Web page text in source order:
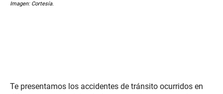
Imagen: Cortesía.
Te presentamos los accidentes de tránsito ocurridos en